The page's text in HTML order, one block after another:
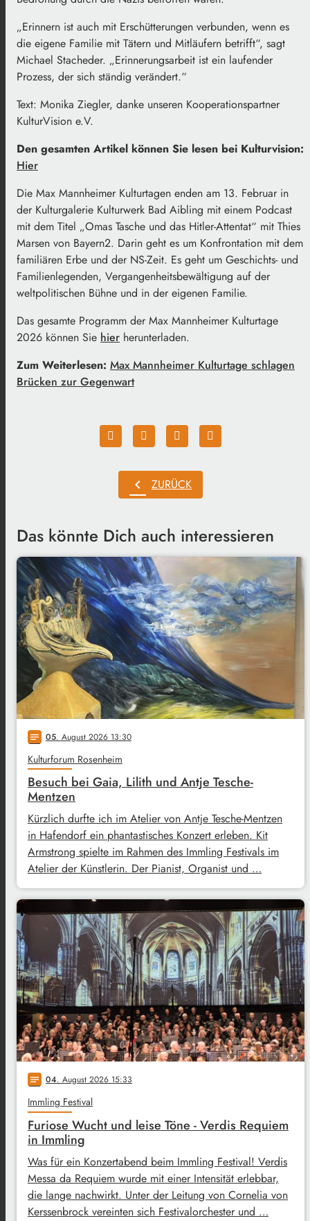
„Erinnern ist auch mit Erschütterungen verbunden, wenn es
die eigene Familie mit Tätern und Mitläufern betrifft“, sagt
Michael Stacheder. „Erinnerungsarbeit ist ein laufender
Prozess, der sich ständig verändert.“
Text: Monika Ziegler, danke unseren Kooperationspartner
KulturVision e.V.
Den gesamten Artikel können Sie lesen bei Kulturvision:
Hier
Die Max Mannheimer Kulturtagen enden am 13. Februar in
der Kulturgalerie Kulturwerk Bad Aibling mit einem Podcast
mit dem Titel „Omas Tasche und das Hitler-Attentat“ mit Thies
Marsen von Bayern2. Darin geht es um Konfrontation mit dem
familiären Erbe und der NS-Zeit. Es geht um Geschichts- und
Familienlegenden, Vergangenheitsbewältigung auf der
weltpolitischen Bühne und in der eigenen Familie.
Das gesamte Programm der Max Mannheimer Kulturtage
2026 können Sie hier herunterladen.
Zum Weiterlesen: Max Mannheimer Kulturtage schlagen
Brücken zur Gegenwart
chevron_left ZURÜCK
Das könnte Dich auch interessieren
notes 05. August 2026 13:30
Kulturforum Rosenheim
Besuch bei Gaia, Lilith und Antje Tesche-
Mentzen
Kürzlich durfte ich im Atelier von Antje Tesche-Mentzen
in Hafendorf ein phantastisches Konzert erleben. Kit
Armstrong spielte im Rahmen des Immling Festivals im
Atelier der Künstlerin. Der Pianist, Organist und …
notes 04. August 2026 15:33
Immling Festival
Furiose Wucht und leise Töne - Verdis Requiem
in Immling
Was für ein Konzertabend beim Immling Festival! Verdis
Messa da Requiem wurde mit einer Intensität erlebbar,
die lange nachwirkt. Unter der Leitung von Cornelia von
Kerssenbrock vereinten sich Festivalorchester und …